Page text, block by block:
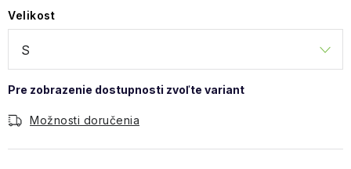
Velikost
Možnosti doručenia